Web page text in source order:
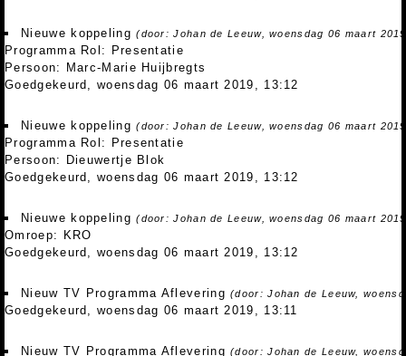
Nieuwe koppeling(door: Johan de Leeuw, woensdag 06 maart
Programma Rol: Presentatie
Persoon: Marc-Marie Huijbregts
Goedgekeurd, woensdag 06 maart 2019, 13:12
Nieuwe koppeling(door: Johan de Leeuw, woensdag 06 maart
Programma Rol: Presentatie
Persoon: Dieuwertje Blok
Goedgekeurd, woensdag 06 maart 2019, 13:12
Nieuwe koppeling(door: Johan de Leeuw, woensdag 06 maart
Omroep: KRO
Goedgekeurd, woensdag 06 maart 2019, 13:12
Nieuw TV Programma Aflevering(door: Johan de Leeuw,
Goedgekeurd, woensdag 06 maart 2019, 13:11
Nieuw TV Programma Aflevering(door: Johan de Leeuw,